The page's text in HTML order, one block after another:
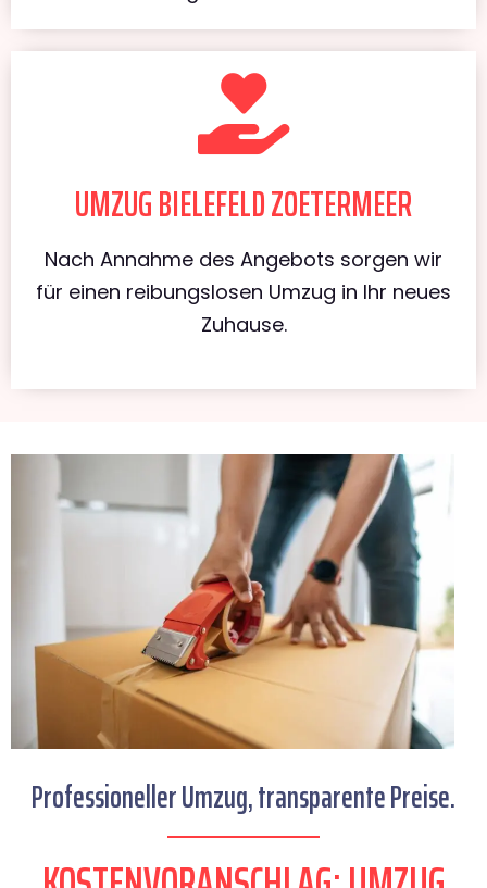
UMZUG BIELEFELD ZOETERMEER
Nach Annahme des Angebots sorgen wir
für einen reibungslosen Umzug in Ihr neues
Zuhause.
Professioneller Umzug, transparente Preise.